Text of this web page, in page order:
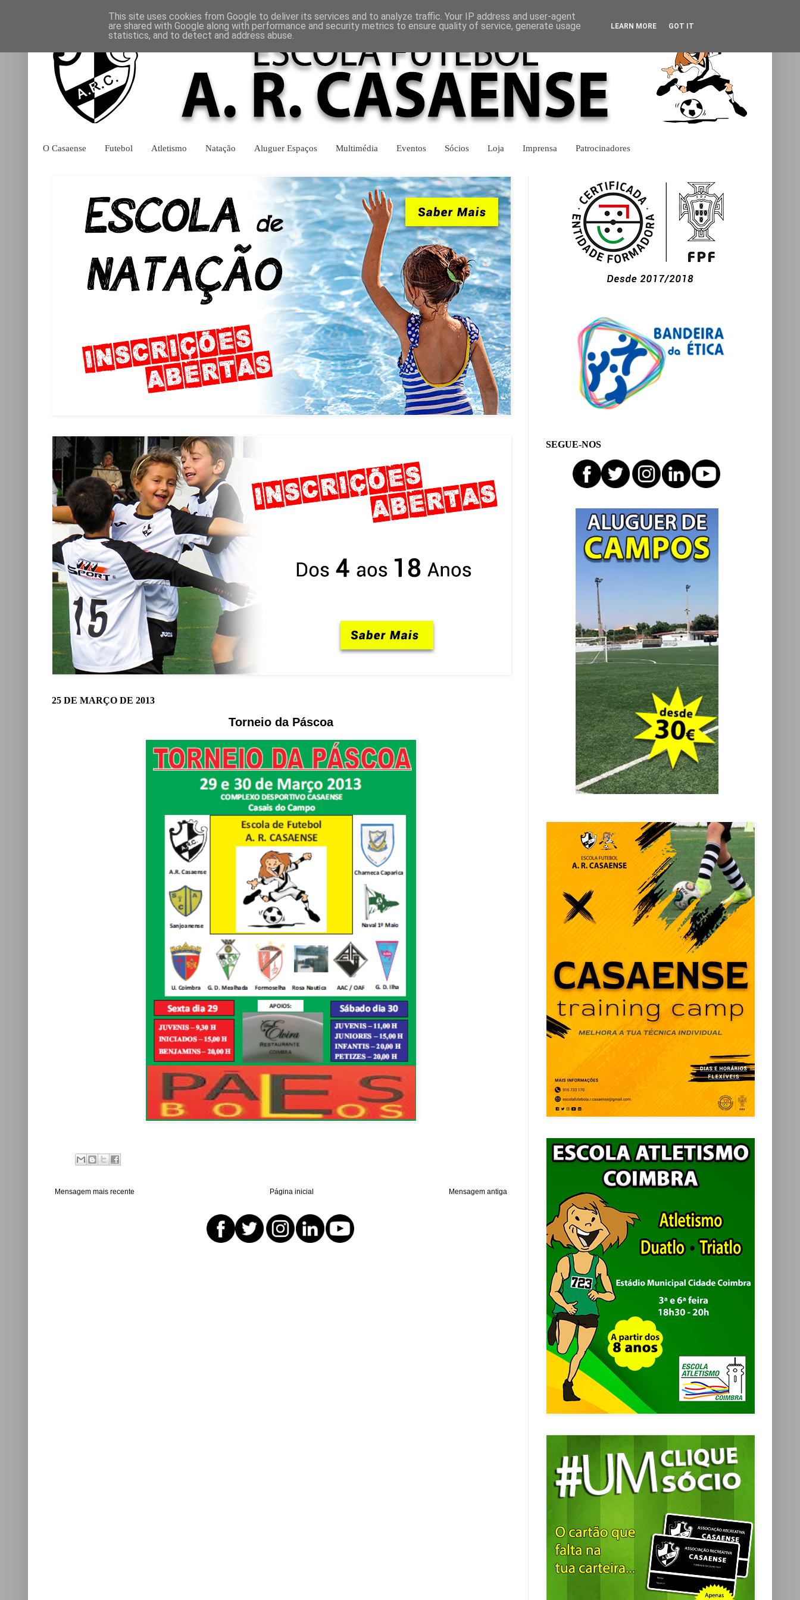
O Casaense Futebol Atletismo Natação Aluguer Espaços Multimédia Eventos Sócios Loja Imprensa Patrocinadores
25 DE MARÇO DE 2013
Torneio da Páscoa
Mensagem mais recente Mensagem antiga
Página inicial
SEGUE-NOS
This site uses cookies from Google to deliver its services and to analyze traffic. Your IP address and user-agent
are shared with Google along with performance and security metrics to ensure quality of service, generate usage
statistics, and to detect and address abuse.
LEARN MORE GOT IT